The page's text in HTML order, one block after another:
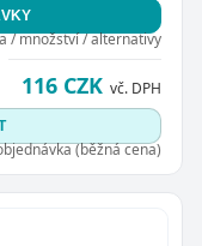
/ množství / alternativy
116 CZK vč. DPH
(běžná cena)